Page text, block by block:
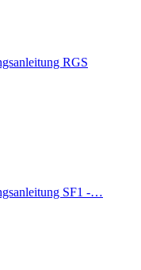
RGS
SF1 -…